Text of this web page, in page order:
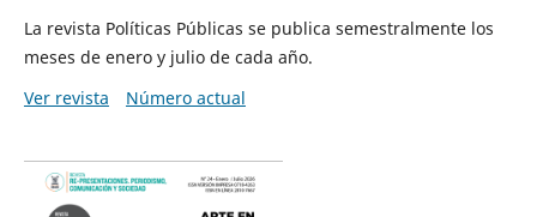
La revista Políticas Públicas se publica semestralmente los
meses de enero y julio de cada año.
Ver revista
Número actual